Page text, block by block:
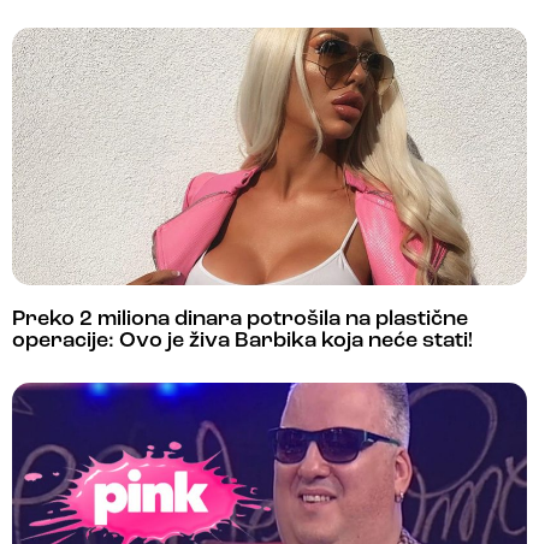
Preko 2 miliona dinara potrošila na plastične
operacije: Ovo je živa Barbika koja neće stati!